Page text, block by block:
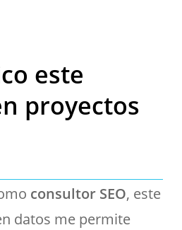
este
proyectos
consultor SEO, este
datos me permite